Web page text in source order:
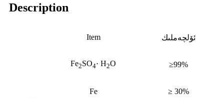
Description
Item ئۆلچەملىك
Fe2SO4· H2O ≥99%
Fe ≥ 30%